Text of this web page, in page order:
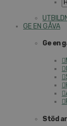
GE EN GÅVA
Ge en
Stöd